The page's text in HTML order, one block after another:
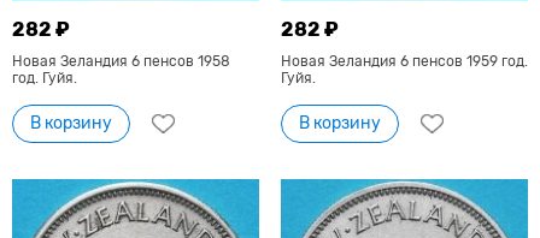
282 ₽
Новая Зеландия 6 пенсов 1958
год. Гуйя.
В корзину
282 ₽
Новая Зеландия 6 пенсов 1959 год.
Гуйя.
В корзину